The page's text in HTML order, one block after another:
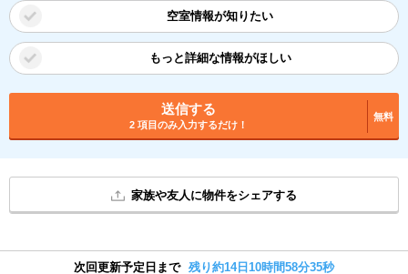
空室情報が知りたい
もっと詳細な情報がほしい
送信する
2 項目のみ入力するだけ！
無料
家族や友人に物件をシェアする
次回更新予定日まで 残り約14日10時間58分34秒